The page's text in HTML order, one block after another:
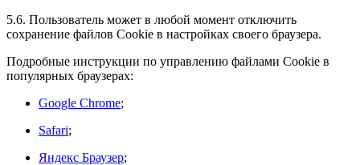
5.6. Пользователь может в любой момент отключить
сохранение файлов Cookie в настройках своего браузера.
Подробные инструкции по управлению файлами Cookie в
популярных браузерах:
Google Chrome;
Safari;
Яндекс Браузер;